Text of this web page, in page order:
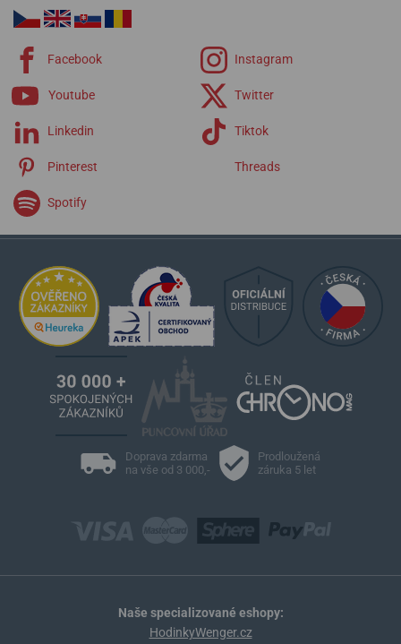
Facebook Instagram
Youtube Twitter
Linkedin Tiktok
Pinterest Threads
Spotify
Doprava zdarma
na vše od 3 000,-
Prodloužená
záruka 5 let
Naše specializované eshopy:
HodinkyWenger.cz